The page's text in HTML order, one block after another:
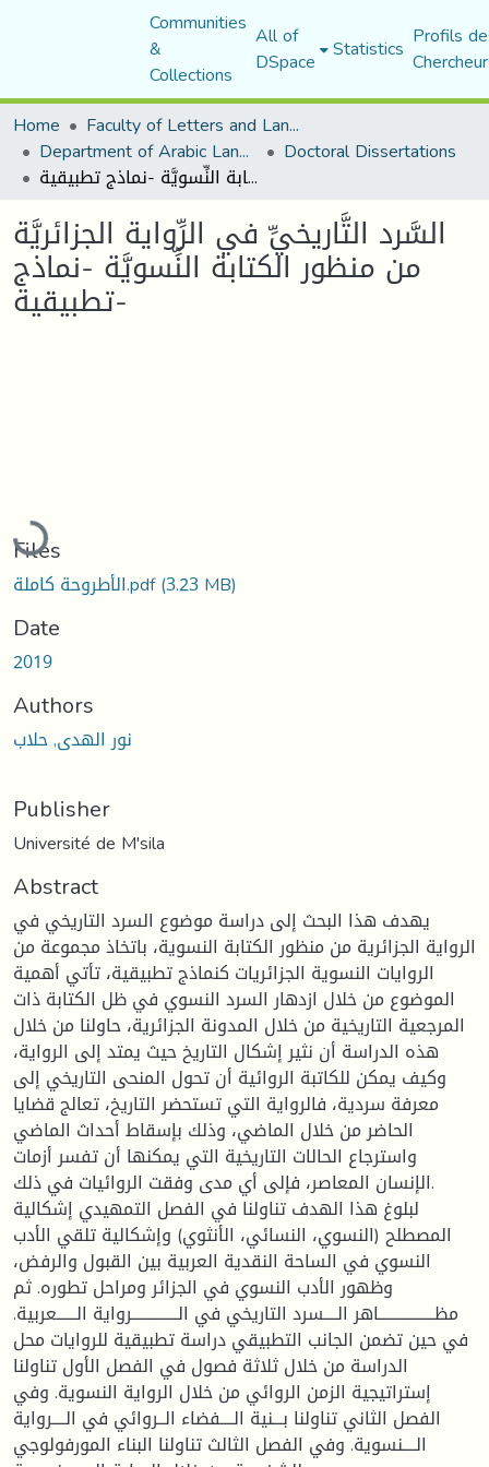
Communities
&
Collections
All of
DSpace Statistics Profils
Home
Faculty of Letters and Languages
Department of Arabic Language and Literature Doctoral Dissertations
السَّرد التَّاريخيِّ في الرِّواية الجزائريَّة من منظور الكتابة النِّسويَّة -نماذج تطبيقية-
السَّرد التَّاريخيِّ في الرِّواية الجزائريَّة
من منظور الكتابة النِّسويَّة -نماذج
تطبيقية-
Loading...
Files
الأطروحة كاملة.pdf(3.23 MB)
Date
2019
Authors
نور الهدى, حلاب
Publisher
Université de M'sila
Abstract
يهدف هذا البحث إلى دراسة موضوع السرد التاريخي في
الرواية الجزائرية من منظور الكتابة النسوية، باتخاذ مجموعة من
الروايات النسوية الجزائريات كنماذج تطبيقية، تأتي أهمية
الموضوع من خلال ازدهار السرد النسوي في ظل الكتابة ذات
المرجعية التاريخية من خلال المدونة الجزائرية، حاولنا من خلال
هذه الدراسة أن نثير إشكال التاريخ حيث يمتد إلى الرواية،
وكيف يمكن للكاتبة الروائية أن تحول المنحى التاريخي إلى
معرفة سردية، فالرواية التي تستحضر التاريخ، تعالج قضايا
الحاضر من خلال الماضي، وذلك بإسقاط أحداث الماضي
واسترجاع الحالات التاريخية التي يمكنها أن تفسر أزمات
الإنسان المعاصر، فإلى أي مدى وفقت الروائيات في ذلك.
لبلوغ هذا الهدف تناولنا في الفصل التمهيدي إشكالية
المصطلح (النسوي، النسائي، الأنثوي) وإشكالية تلقي الأدب
النسوي في الساحة النقدية العربية بين القبول والرفض،
وظهور الأدب النسوي في الجزائر ومراحل تطوره. ثم
مظـــــــــــــــــاهر الــــسرد التاريخي في الــــــــــــــرواية الــــــعربية.
في حين تضمن الجانب التطبيقي دراسة تطبيقية للروايات محل
الدراسة من خلال ثلاثة فصول في الفصل الأول تناولنا
إستراتيجية الزمن الروائي من خلال الرواية النسوية. وفي
الفصل الثاني تناولنا بـــنية الــــفضاء الــروائي في الــــرواية
الــــنسوية. وفي الفصل الثالث تناولنا البناء المورفولوجي